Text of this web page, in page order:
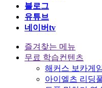
블로그
유튜브
네이버tv
즐겨찾는 메뉴
무료 학습컨텐츠
해커스 보카게
아이엘츠 리딩